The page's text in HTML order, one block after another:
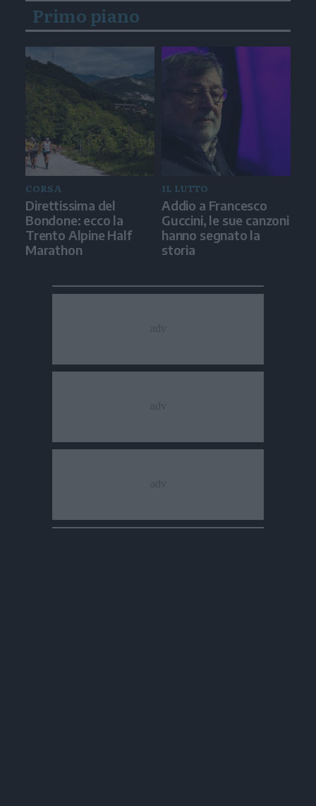
Primo piano
CORSA
Direttissima del
Bondone: ecco la
Trento Alpine Half
Marathon
IL LUTTO
Addio a Francesco
Guccini, le sue canzoni
hanno segnato la
storia